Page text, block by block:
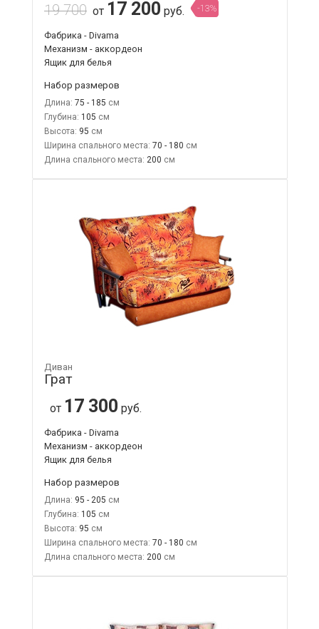
19 700 от 17 200 руб. -13%
Фабрика - Divama
Механизм - аккордеон
Ящик для белья
Набор размеров
Длина: 75 - 185
Глубина: 105
Высота: 95
Ширина спального места: 70 - 180
Длина спального места: 200
Диван
Грат
от 17 300 руб.
Фабрика - Divama
Механизм - аккордеон
Ящик для белья
Набор размеров
Длина: 95 - 205
Глубина: 105
Высота: 95
Ширина спального места: 70 - 180
Длина спального места: 200